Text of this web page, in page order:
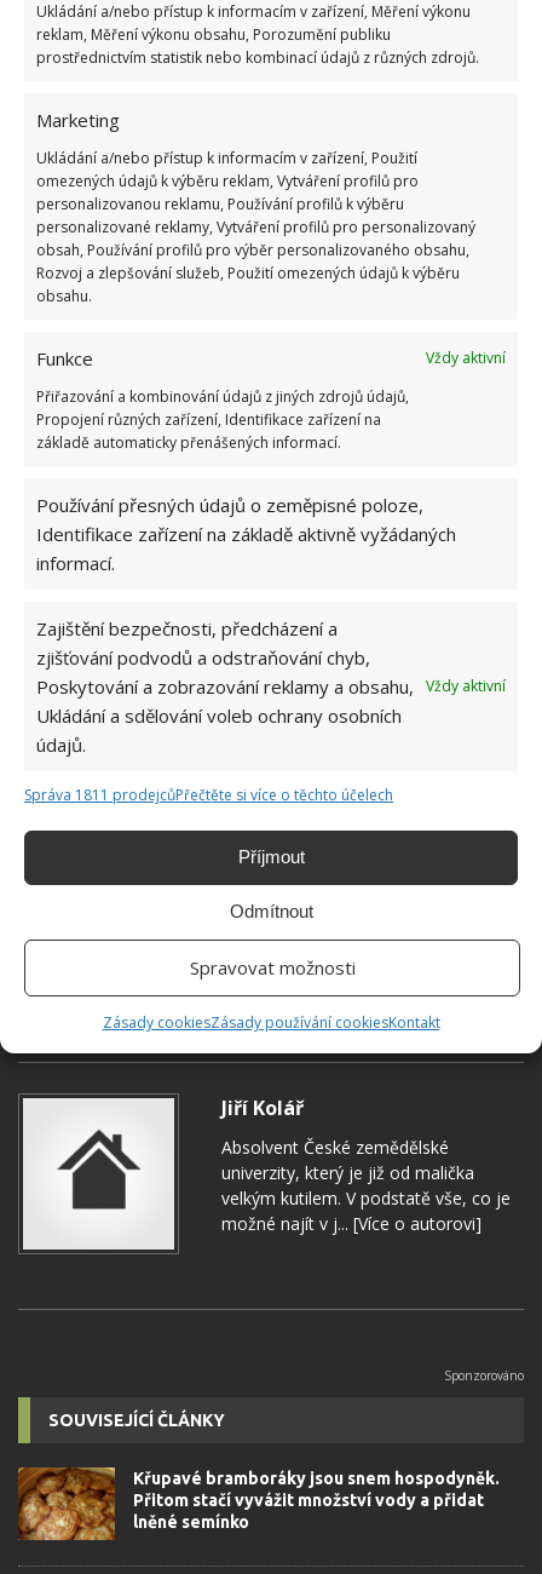
Ukládání a/nebo přístup k informacím v zařízení, Měření výkonu
reklam, Měření výkonu obsahu, Porozumění publiku
prostřednictvím statistik nebo kombinací údajů z různých zdrojů.
Marketing
Ukládání a/nebo přístup k informacím v zařízení, Použití
omezených údajů k výběru reklam, Vytváření profilů pro
personalizovanou reklamu, Používání profilů k výběru
personalizované reklamy, Vytváření profilů pro personalizovaný
obsah, Používání profilů pro výběr personalizovaného obsahu,
Rozvoj a zlepšování služeb, Použití omezených údajů k výběru
obsahu.
Funkce
Vždy aktivní
Přiřazování a kombinování údajů z jiných zdrojů údajů,
Propojení různých zařízení, Identifikace zařízení na
základě automaticky přenášených informací.
Používání přesných údajů o zeměpisné poloze,
Identifikace zařízení na základě aktivně vyžádaných
informací.
Zajištění bezpečnosti, předcházení a
zjišťování podvodů a odstraňování chyb,
Poskytování a zobrazování reklamy a obsahu,
Ukládání a sdělování voleb ochrany osobních
údajů.
Vždy aktivní
Správa 1811 prodejcůPřečtěte si více o těchto účelech
Příjmout
Odmítnout
Spravovat možnosti
Zásady cookiesZásady používání cookiesKontakt
odřízněte tak, abyste je mohli postavit na plech.
Následně vyřízněte kus středu brambory alespoň
alespoň do poloviny výšky brambory. Okraje až po
dno mističky nařízněte ve vzdálenosti přibližně 1 cm.
Na brambory nalijte trochu olivového oleje, osolte je
pečte v této poloze na 200 °C přibližně 40
minut. Brambory z trouby vytáhněte a přisypte do
mističky slaninu a sýr a dejte péct na dalších 10
větším množstvím slaniny a pažitkou. Takto
připravené brambory můžete ihned servírovat. Jen
dávejte pozor na rozžhavený sýr.
Jiří Kolář
Absolvent České zemědělské
univerzity, který je již od malička
velkým kutilem. V podstatě vše, co je
možné najít v j... [Více o autorovi]
SOUVISEJÍCÍ ČLÁNKY
Křupavé bramboráky jsou snem hospodyněk.
Přitom stačí vyvážit množství vody a přidat
lněné semínko